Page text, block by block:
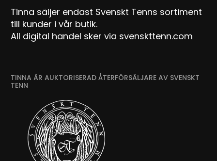
Tinna säljer endast Svenskt Tenns sortiment
till kunder i vår butik.
All digital handel sker via svenskttenn.com
TINNA ÄR AUKTORISERAD ÅTERFÖRSÄLJARE AV SVENSKT
TENN